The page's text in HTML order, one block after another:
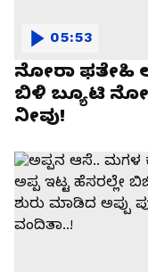
ನೋರಾ ಫತೇಹಿ
ಬಿಳಿ ಬ್ಯೂಟಿ
ನೀವು!
05:53